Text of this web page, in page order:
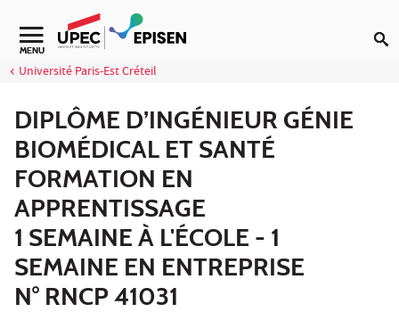
Aller au contenu
Navigation secondaire
MENU
Université Paris-Est Créteil
DIPLÔME D’INGÉNIEUR GÉNIE
BIOMÉDICAL ET SANTÉ
FORMATION EN
APPRENTISSAGE
1 SEMAINE À L'ÉCOLE - 1
SEMAINE EN ENTREPRISE
N° RNCP 41031